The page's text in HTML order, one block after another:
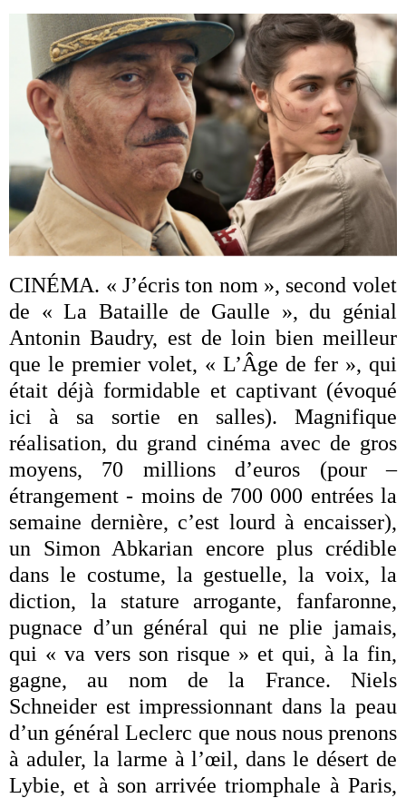
CINÉMA. « J’écris ton nom », second volet
de « La Bataille de Gaulle », du génial
Antonin Baudry, est de loin bien meilleur
que le premier volet, « L’Âge de fer », qui
était déjà formidable et captivant (évoqué
ici à sa sortie en salles). Magnifique
réalisation, du grand cinéma avec de gros
moyens, 70 millions d’euros (pour –
étrangement - moins de 700 000 entrées la
semaine dernière, c’est lourd à encaisser),
un Simon Abkarian encore plus crédible
dans le costume, la gestuelle, la voix, la
diction, la stature arrogante, fanfaronne,
pugnace d’un général qui ne plie jamais,
qui « va vers son risque » et qui, à la fin,
gagne, au nom de la France. Niels
Schneider est impressionnant dans la peau
d’un général Leclerc que nous nous prenons
à aduler, la larme à l’œil, dans le désert de
Lybie, et à son arrivée triomphale à Paris,